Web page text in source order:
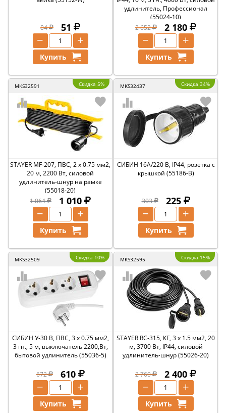
84 51
+
−
Купить
удлинитель, Профессионал
(55024-10)
2 652
2 180
+
−
Купить
MKS32591 Скидка 5%
STAYER MF-207, ПВС, 2 x 0.75 мм2,
20 м, 2200 Вт, силовой
удлинитель-шнур на рамке
(55018-20)
1 064
1 010
+
−
Купить
MKS32437 Скидка 34%
СИБИН 16А/220 В, IP44, розетка с
крышкой (55186-B)
303 225
+
−
Купить
MKS32509 Скидка 10%
СИБИН У-30 В, ПВС, 3 х 0.75 мм2,
3 гн., 5 м, выключатель 2200,Вт,
бытовой удлинитель (55036-5)
672 610
+
−
Купить
MKS32595 Скидка 15%
STAYER RC-315, КГ, 3 x 1.5 мм2, 20
м, 3700 Вт, IP44, силовой
удлинитель-шнур (55026-20)
2 760 2 400
+
−
Купить